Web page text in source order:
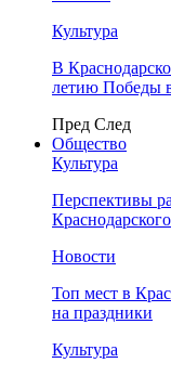
Культура
В
летию Победы
Пред След
Общество
Культура
Перспективы
Новости
Топ мест в
на праздники
Культура